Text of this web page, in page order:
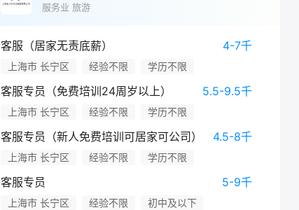
服务业 旅游
客服（居家无责底薪） 4-7千
上海市 长宁区 经验不限 学历不限
客服专员（免费培训24周岁以上） 5.5-9.5千
上海市 长宁区 经验不限 学历不限
客服专员（新人免费培训可居家可公司） 4.5-8千
上海市 长宁区 经验不限 学历不限
客服专员 5-9千
上海市 长宁区 经验不限 初中及以下